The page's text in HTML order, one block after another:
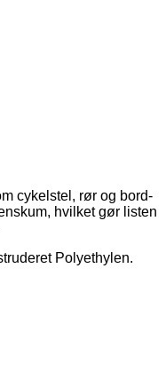
cykelstel, rør og bord-
hvilket gør listen
Polyethylen.